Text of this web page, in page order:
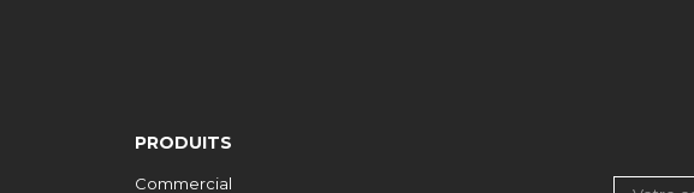
PRODUITS
Commercial